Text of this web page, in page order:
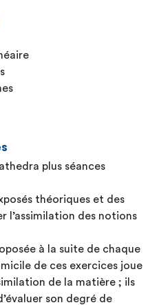
plus séances
théoriques et des
l’assimilation des notions
à la suite de chaque
de ces exercices joue
de la matière ; ils
son degré de